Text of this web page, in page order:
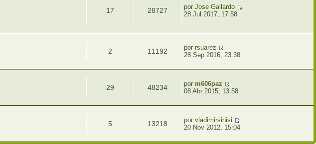
17 28727 por Jose Gallardo
28 Jul 2017, 17:58
2 11192 por rsuarez
28 Sep 2016, 23:38
29 48234 por m606paz
08 Abr 2015, 13:58
5 13218 por vladimirsinisi
20 Nov 2012, 15:04